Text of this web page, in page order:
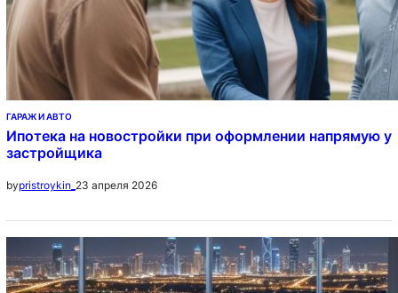
ГАРАЖ И АВТО
Ипотека на новостройки при оформлении напрямую у
застройщика
bypristroykin_ 23 апреля 2026